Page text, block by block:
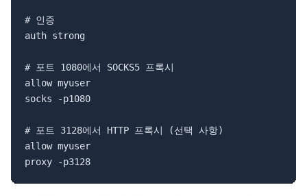
# 인증
auth strong
# 포트 1080에서 SOCKS5 프록시
allow myuser
socks -p1080
# 포트 3128에서 HTTP 프록시 (선택 사항)
allow myuser